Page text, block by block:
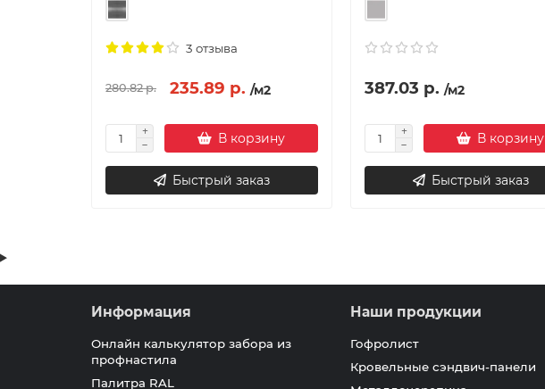
3 отзыва
280.82 р. 235.89 р. /м2
В корзину
Быстрый заказ
387.03 р. /м2
В корзину
Быстрый заказ
Информация
Онлайн калькулятор забора из
профнастила
Палитра RAL
Наши продукции
Гофролист
Кровельные сэндвич-панели